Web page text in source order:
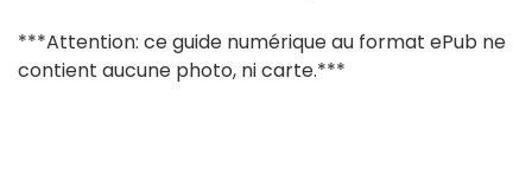
***Attention: ce guide numérique au format ePub ne
contient aucune photo, ni carte.***